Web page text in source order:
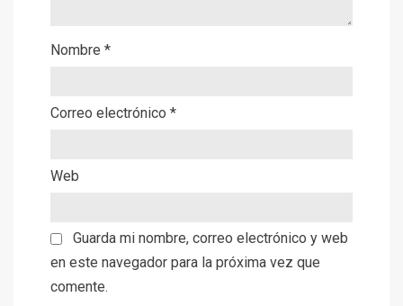
Nombre *
Correo electrónico *
Web
Guarda mi nombre, correo electrónico y web
en este navegador para la próxima vez que
comente.